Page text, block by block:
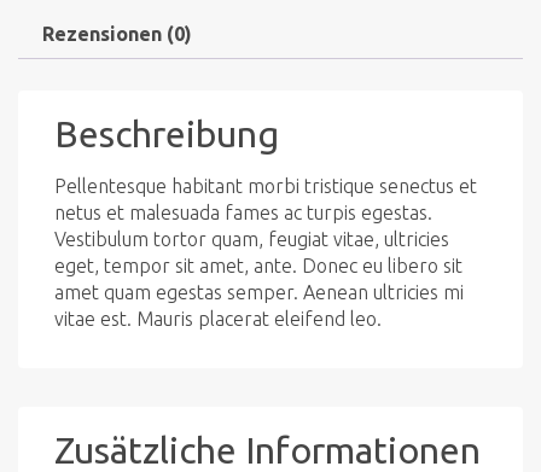
Rezensionen (0)
Beschreibung
Pellentesque habitant morbi tristique senectus et
netus et malesuada fames ac turpis egestas.
Vestibulum tortor quam, feugiat vitae, ultricies
eget, tempor sit amet, ante. Donec eu libero sit
amet quam egestas semper. Aenean ultricies mi
vitae est. Mauris placerat eleifend leo.
Zusätzliche Informationen